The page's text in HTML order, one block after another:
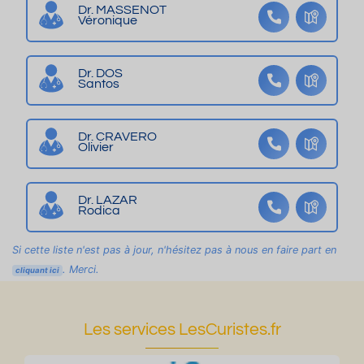
or
t,
g
a
r
a
g
e
1
a
v
e
c
b
al
c
o
n
r
s
2
3
-
g
n
èr
e
s
d
e
Bi
g
or
re
Dr. MASSENOT
Véronique
Dr. DOS
Santos
Dr. CRAVERO
Olivier
Dr. LAZAR
Rodica
Si cette liste n'est pas à jour, n'hésitez pas à nous en faire part en
cliquant ici . Merci.
Les services LesCuristes.fr